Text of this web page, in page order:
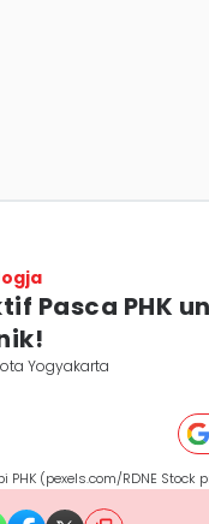
Pasca PHK
Yogyakarta
(pexels.com/RDNE Stock